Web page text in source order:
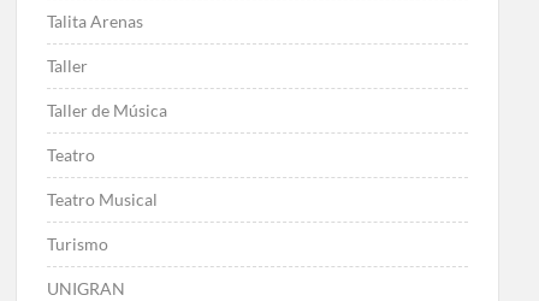
Talita Arenas
Taller
Taller de Música
Teatro
Teatro Musical
Turismo
UNIGRAN